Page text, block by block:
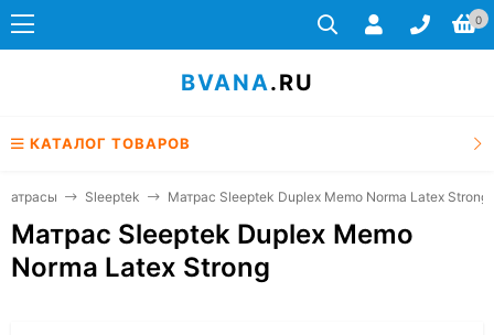
0
BVANA.RU
КАТАЛОГ ТОВАРОВ
Матрасы Sleeptek Матрас Sleeptek Duplex Memo Norma Latex Strong
Матрас Sleeptek Duplex Memo
Norma Latex Strong